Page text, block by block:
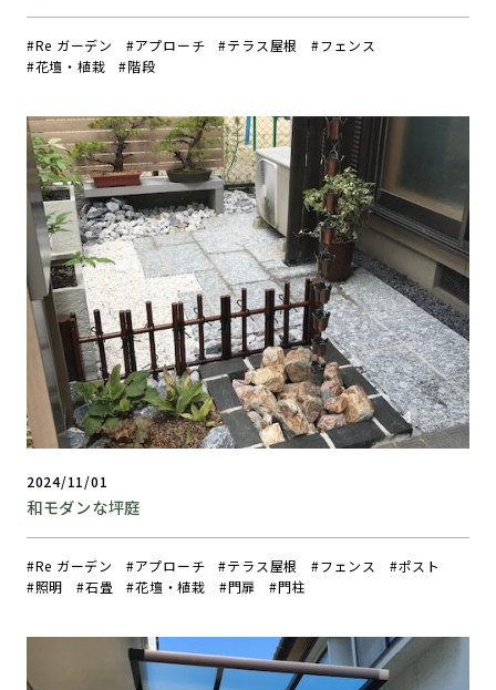
Re ガーデン アプローチ テラス屋根
フェンス
花壇・植栽
階段
2024/11/01
和モダンな坪庭
Re ガーデン アプローチ テラス屋根 フェンス
ポスト
照明
石畳 花壇・植栽 門扉 門柱